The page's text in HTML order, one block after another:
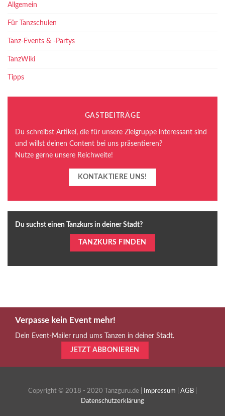
Allgemein
Für Tanzschulen
Tanz-Events & -Partys
TanzWiki
Tipps
GASTBEITRÄGE
Du schreibst Artikel, die für unsere Zielgruppe interessant sind
und willst deinen Content bei uns präsentieren?
Nutze gerne unsere Reichweite!
KONTAKTIERE UNS!
Du suchst einen Tanzkurs in deiner Stadt?
TANZKURS FINDEN
Verpasse kein Event mehr!
Dein Event-Mailer rund ums Tanzen in deiner Stadt.
JETZT ABBONIEREN
Copyright © 2018 - 2020 Tanzguru.de | Impressum AGB
Datenschutzerklärung